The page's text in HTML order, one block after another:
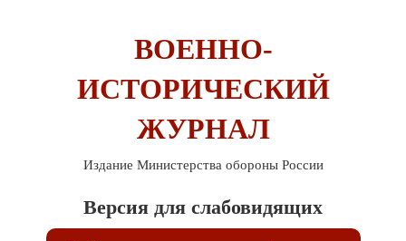
ВОЕННО-
ИСТОРИЧЕСКИЙ
ЖУРНАЛ
Издание Министерства обороны России
Версия для слабовидящих